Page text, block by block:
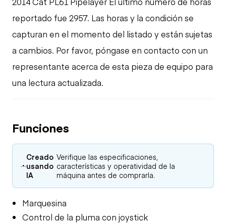
reportado fue 2957. Las horas y la condición se
capturan en el momento del listado y están sujetas
a cambios. Por favor, póngase en contacto con un
representante acerca de esta pieza de equipo para
una lectura actualizada.
Funciones
Creado
usando
IA
Verifique las especificaciones,
características y operatividad de la
máquina antes de comprarla.
Marquesina
Control de la pluma con joystick